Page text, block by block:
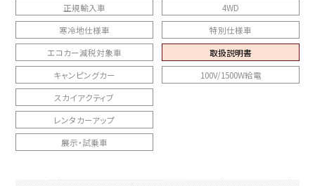
正規輸入車
寒冷地仕様車
エコカー減税対象車
キャンピングカー
スカイアクティブ
レンタカーアップ
展示・試乗車
4WD
特別仕様車
取扱説明書
100V/1500W給電